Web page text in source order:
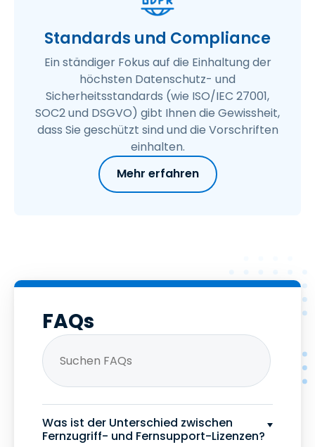
Standards und Compliance
Ein ständiger Fokus auf die Einhaltung der
höchsten Datenschutz- und
Sicherheitsstandards (wie ISO/IEC 27001,
SOC2 und DSGVO) gibt Ihnen die Gewissheit,
dass Sie geschützt sind und die Vorschriften
einhalten.
Mehr erfahren
FAQs
Was ist der Unterschied zwischen
Fernzugriff- und Fernsupport-Lizenzen?